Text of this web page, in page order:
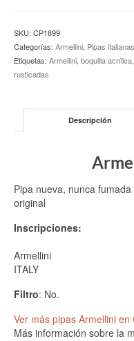
SKU: CP1899
Categorías: Armellini, Pipas italianas
Etiquetas: Armellini, boquilla acrílica,
rusticadas
Descripción
Pipa nueva, nunca
original
Inscripciones:
Armellini
ITALY
Filtro: No.
Ver más pipas Armellini en
Más información sobre la